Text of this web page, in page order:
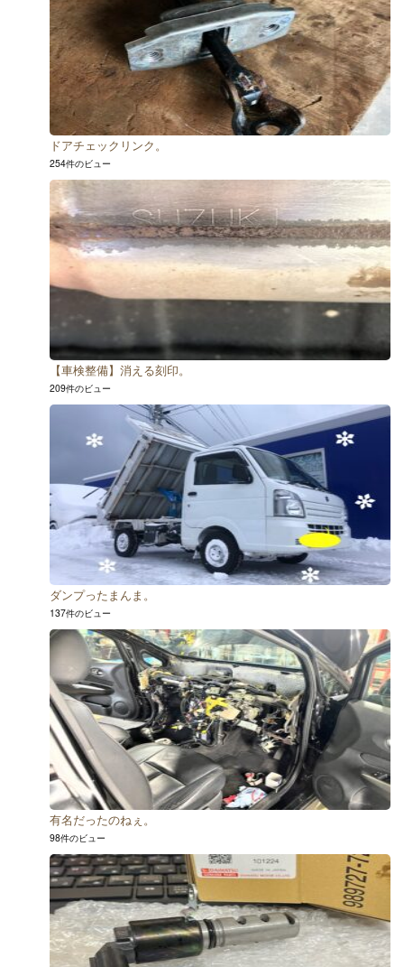
ドアチェックリンク。
254件のビュー
【車検整備】消える刻印。
209件のビュー
ダンプったまんま。
137件のビュー
有名だったのねぇ。
98件のビュー